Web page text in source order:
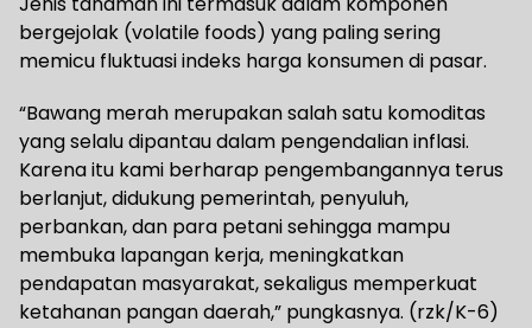
bergejolak (volatile foods) yang paling sering
memicu fluktuasi indeks harga konsumen di pasar.
“Bawang merah merupakan salah satu komoditas
yang selalu dipantau dalam pengendalian inflasi.
Karena itu kami berharap pengembangannya terus
berlanjut, didukung pemerintah, penyuluh,
perbankan, dan para petani sehingga mampu
membuka lapangan kerja, meningkatkan
pendapatan masyarakat, sekaligus memperkuat
ketahanan pangan daerah,” pungkasnya. (rzk/K-6)